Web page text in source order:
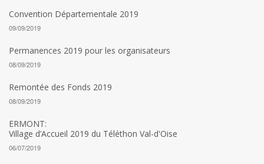
Convention Départementale 2019
09/09/2019
Permanences 2019 pour les organisateurs
08/09/2019
Remontée des Fonds 2019
08/09/2019
ERMONT:
Village d’Accueil 2019 du Téléthon Val-d'Oise
06/07/2019